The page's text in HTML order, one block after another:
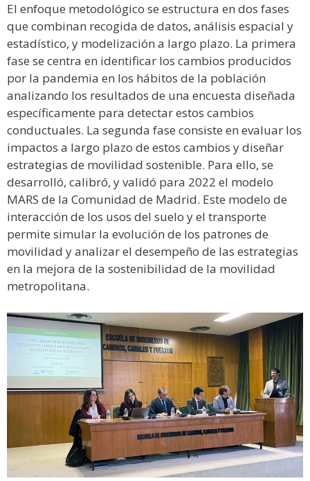
El enfoque metodológico se estructura en dos fases
que combinan recogida de datos, análisis espacial y
estadístico, y modelización a largo plazo. La primera
fase se centra en identificar los cambios producidos
por la pandemia en los hábitos de la población
analizando los resultados de una encuesta diseñada
específicamente para detectar estos cambios
conductuales. La segunda fase consiste en evaluar los
impactos a largo plazo de estos cambios y diseñar
estrategias de movilidad sostenible. Para ello, se
desarrolló, calibró, y validó para 2022 el modelo
MARS de la Comunidad de Madrid. Este modelo de
interacción de los usos del suelo y el transporte
permite simular la evolución de los patrones de
movilidad y analizar el desempeño de las estrategias
en la mejora de la sostenibilidad de la movilidad
metropolitana.